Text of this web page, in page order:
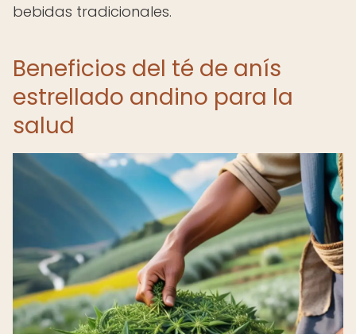
bebidas tradicionales.
Beneficios del té de anís
estrellado andino para la
salud